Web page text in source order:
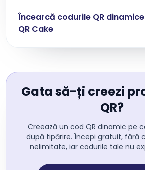
Încearcă codurile QR
QR Cake
Gata să-ți creezi
QR?
Creează un cod QR dinamic pe
după tipărire. Începi gratuit, fără
nelimitate, iar codurile tale nu